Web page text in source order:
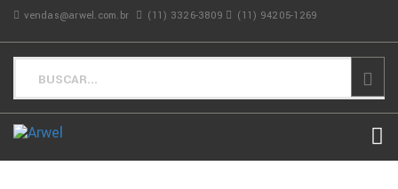
vendas@arwel.com.br (11) 3326-3809 (11) 94205-1269